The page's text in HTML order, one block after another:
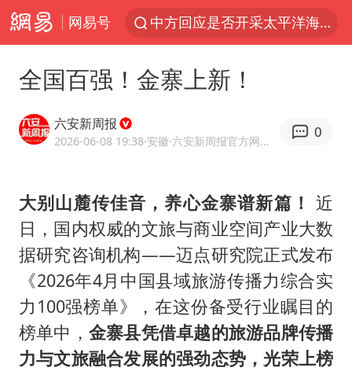
网易号
中方回应是否开采太平洋海底稀土资源
昆明石林火把节
我国编制完成新版全月地质图
郑国霖回应去景区上班被保安拦下
80后女柜员逆袭成4200亿银行副行长
感觉全东北都在等7号
扎哈罗娃批广岛市长不提美国原子弹
泰国一女公务员妆容引争议 本人回应
多地要求领导干部带头休假
全国百强！金寨上新！
六安新周报
2026-06-08 19:38·安徽 ·六安新周报官方网易号
0
大别山麓传佳音，养心金寨谱新篇！ 近
日，国内权威的文旅与商业空间产业大数
据研究咨询机构——迈点研究院正式发布
《2026年4月中国县域旅游传播力综合实
力100强榜单》，在这份备受行业瞩目的
榜单中， 金寨县凭借卓越的旅游品牌传播
力与文旅融合发展的强劲态势，光荣上榜